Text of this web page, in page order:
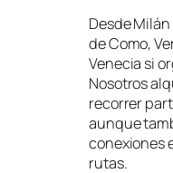
Desde
de Como,
Venecia si
Nosotros
recorrer
aunque
conexiones
rutas.